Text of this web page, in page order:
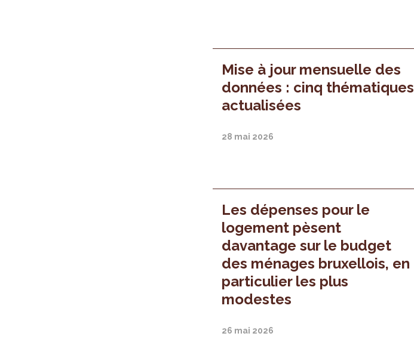
Mise à jour mensuelle des
données : cinq thématiques
actualisées
28 mai 2026
Les dépenses pour le
logement pèsent
davantage sur le budget
des ménages bruxellois, en
particulier les plus
modestes
26 mai 2026